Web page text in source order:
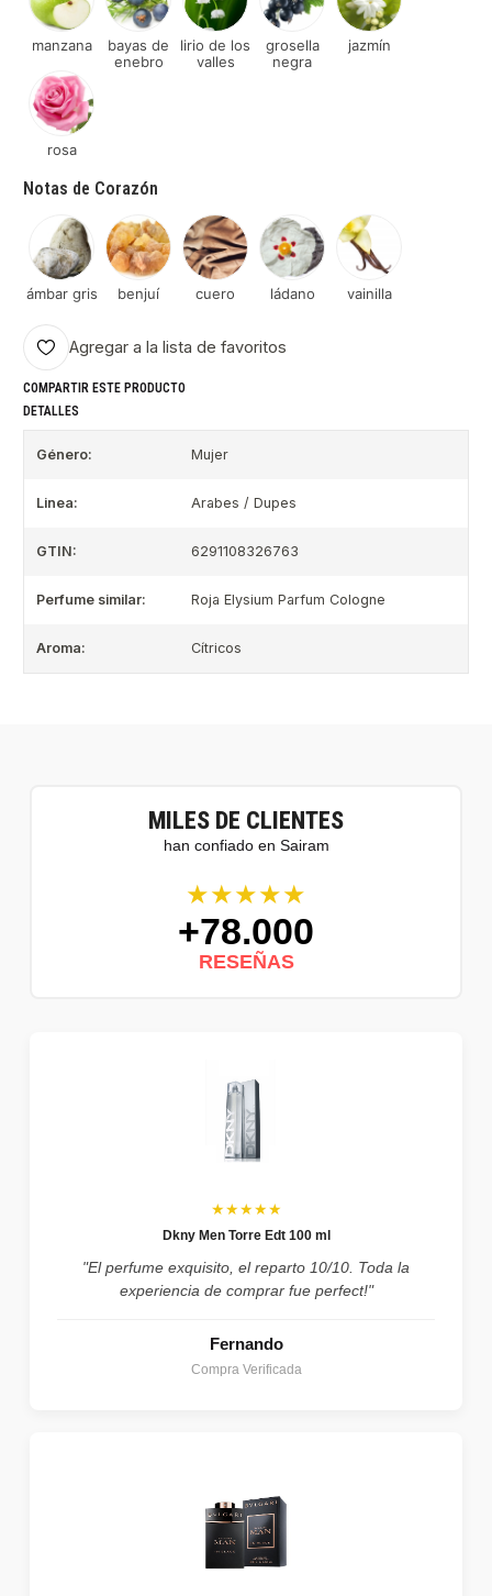
manzana
bayas de
enebro
lirio de los
valles
grosella
negra
jazmín
rosa
Notas de Corazón
ámbar gris benjuí cuero ládano vainilla
Agregar a la lista de favoritos
COMPARTIR ESTE PRODUCTO
DETALLES
Género: Mujer
Linea: Arabes / Dupes
GTIN: 6291108326763
Perfume similar: Roja Elysium Parfum Cologne
Aroma: Cítricos
MILES DE CLIENTES
han confiado en Sairam
★★★★★
+78.000
RESEÑAS
★★★★★
Dkny Men Torre Edt 100 ml
"El perfume exquisito, el reparto 10/10. Toda la
experiencia de comprar fue perfect!"
Fernando
Compra Verificada